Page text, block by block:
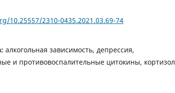
10.25557/2310-0435.2021.03.69-74
алкогольная зависимость, депрессия,
и противовоспалительные цитокины, кортизол